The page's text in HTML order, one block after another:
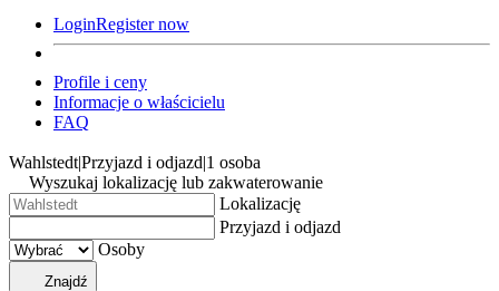
LoginRegister now
Profile i ceny
Informacje o właścicielu
FAQ
Wahlstedt|Przyjazd i odjazd|1 osoba
Wyszukaj lokalizację lub zakwaterowanie
Lokalizację
Przyjazd i odjazd
Osoby
Znajdź